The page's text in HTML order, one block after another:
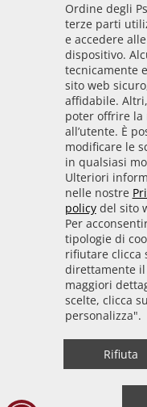
Codice Fiscale
92009700458
Codice IPA
odpt_to
Linee guida
Sito realizzato
per i servizi web
collaborazione con
TRASFORMAZIONE
• Informativa cookie
• Amministrazione
• Mappa del sito •
• Statistiche web
Ordine degli
terze parti
e accedere
dispositivo.
tecnicamente
sito web
affidabile.
poter offrire la
all’utente. È
modificare le
in qualsiasi
Ulteriori
nelle nostre
policydel sito
Per
tipologie di
rifiutare clicca
direttamente
maggiori
scelte, clicca
personalizza".
Rifiuta